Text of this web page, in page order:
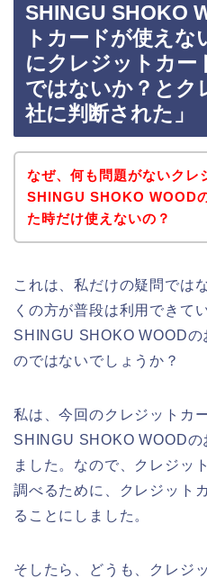
SHINGU SHOKO
トカードが使えな
にクレジットカー
ではないか？とク
社に判断された」
なぜ、何も問題がないクレ
SHINGU SHOKO WOOD
た時だけ使えないの？
これは、私だけの疑問では
くの方が普段は利用できて
SHINGU SHOKO WOODの
のではないでしょうか？
私は、今回のクレジットカ
SHINGU SHOKO WOODの
ました。なので、クレジッ
調べるために、クレジット
ることにしました。
そしたら、どうも、クレジ